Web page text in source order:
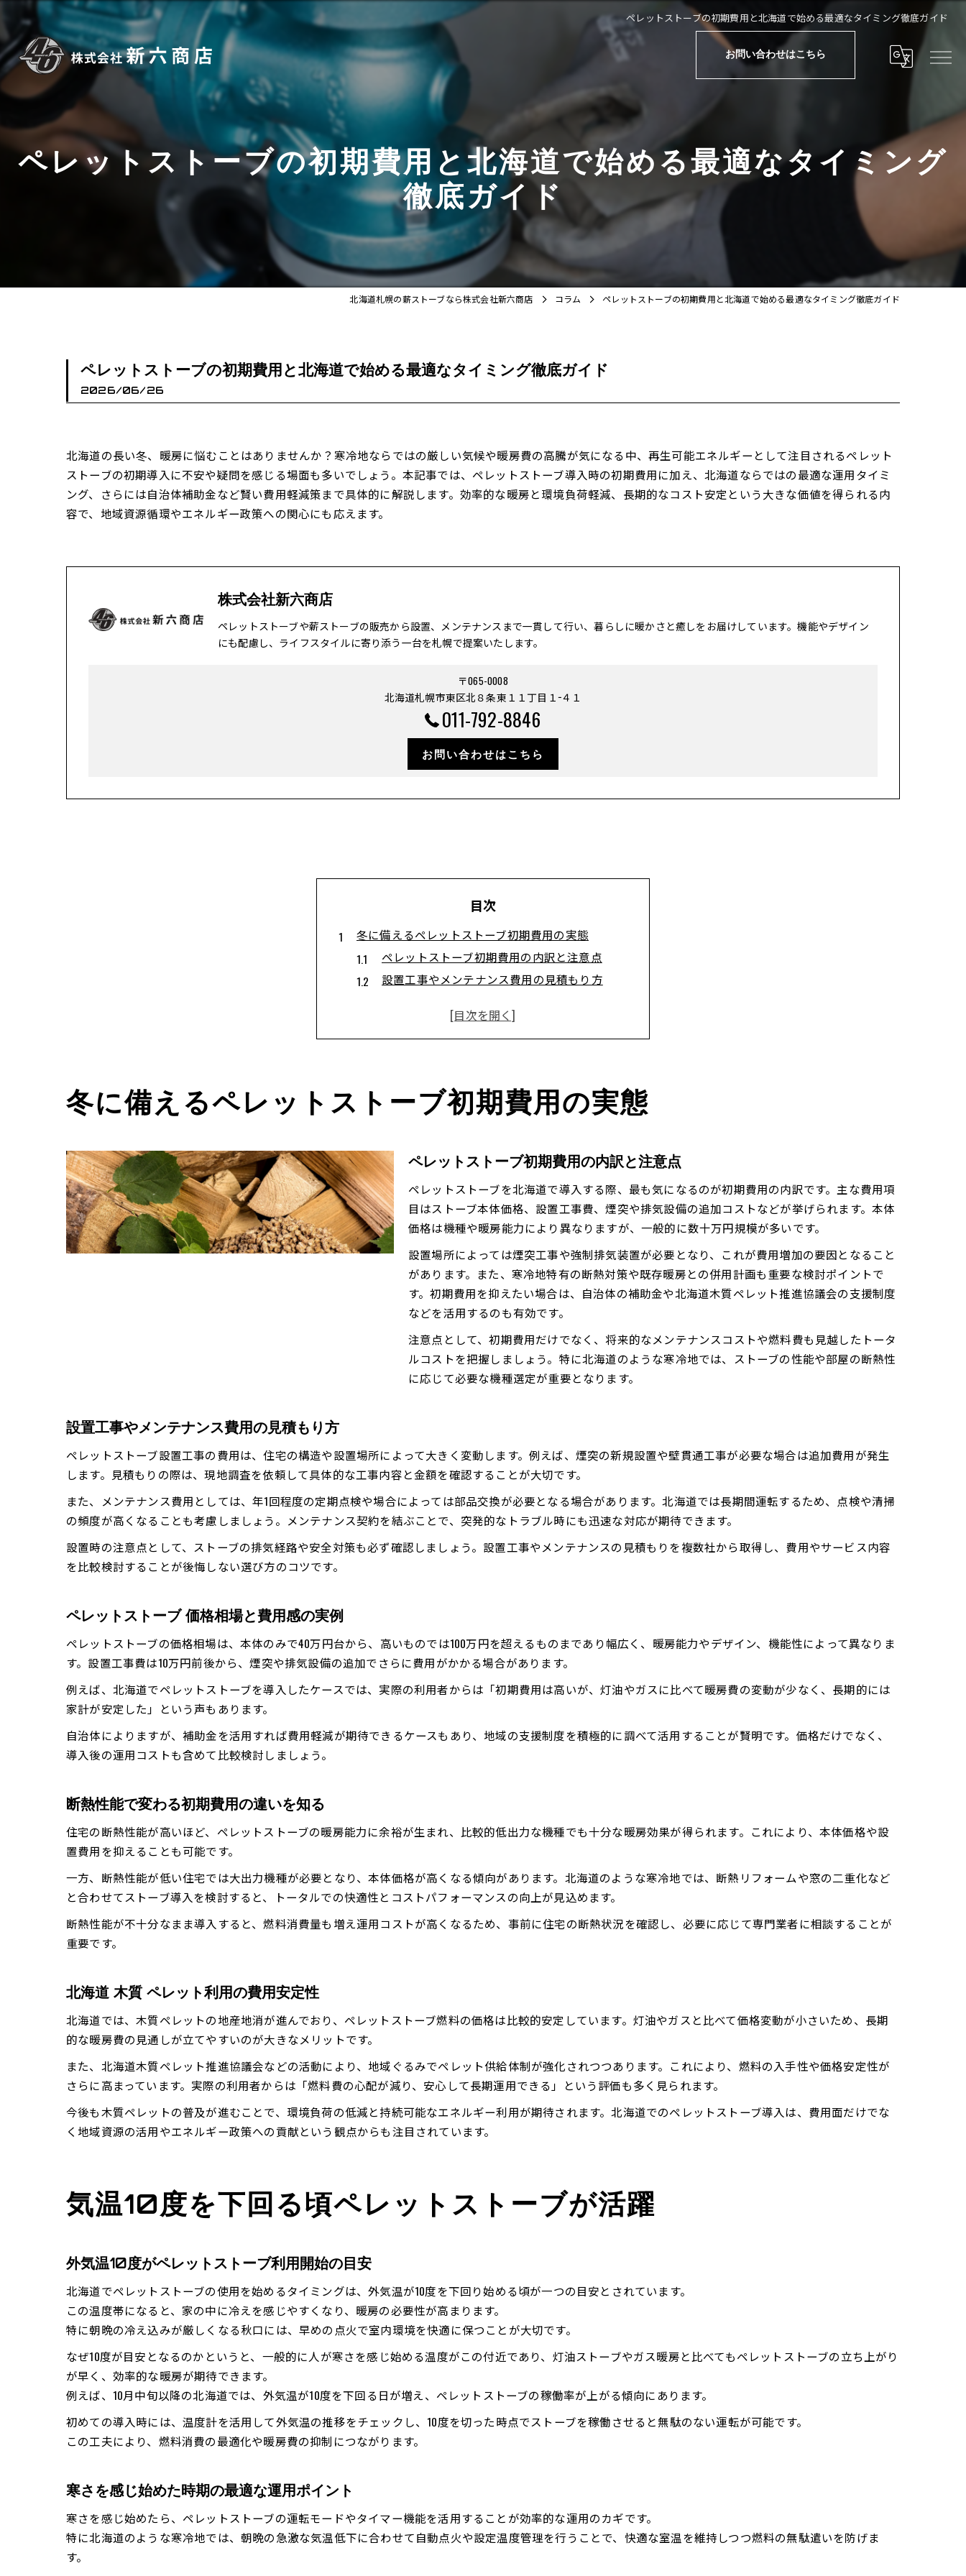
ペレットストーブの初期費用と北海道で始める最適なタイミング徹底ガイド
お問い合わせはこちら
ペレットストーブの初期費用と北海道で始める最適なタイミング
徹底ガイド
北海道札幌の薪ストーブなら株式会社新六商店 コラム ペレットストーブの初期費用と北海道で始める最適なタイミング徹底ガイド
ペレットストーブの初期費用と北海道で始める最適なタイミング徹底ガイド
2026/06/26
北海道の長い冬、暖房に悩むことはありませんか？寒冷地ならではの厳しい気候や暖房費の高騰が気になる中、再生可能エネルギーとして注目されるペレット
ストーブの初期導入に不安や疑問を感じる場面も多いでしょう。本記事では、ペレットストーブ導入時の初期費用に加え、北海道ならではの最適な運用タイミ
ング、さらには自治体補助金など賢い費用軽減策まで具体的に解説します。効率的な暖房と環境負荷軽減、長期的なコスト安定という大きな価値を得られる内
容で、地域資源循環やエネルギー政策への関心にも応えます。
株式会社新六商店
ペレットストーブや薪ストーブの販売から設置、メンテナンスまで一貫して行い、暮らしに暖かさと癒しをお届けしています。機能やデザイン
にも配慮し、ライフスタイルに寄り添う一台を札幌で提案いたします。
〒065-0008
北海道札幌市東区北８条東１１丁目１−４１
011-792-8846
お問い合わせはこちら
目次
冬に備えるペレットストーブ初期費用の実態
ペレットストーブ初期費用の内訳と注意点
設置工事やメンテナンス費用の見積もり方
断熱性能で変わる初期費用の違いを知る
外気温10度がペレットストーブ利用開始の目安
寒さを感じ始めた時期の最適な運用ポイント
ペレットストーブの点火タイミングと快適性
木質 ペレット 北海道の供給安定と使い方
北海道で賢く始めるペレットストーブ活用法
ペレットストーブ導入時の準備と選び方
北海道 木質 ペレットの地域循環を活かすコツ
燃料保管スペースと安全管理のポイント
ペレットストーブと他暖房機器の使い分け
賢い補助制度利用で負担を軽減する方法
木質ペレット利用で暖房コストを安定させる秘訣
ペレットストーブで燃料費の見通しを立てる
木質 ペレットの価格変動と安定供給の強み
北海道 木質 ペレットの地産地消メリット
初期投資を下げる北海道の補助制度活用術
北海道の自治体補助制度を徹底比較
ペレットストーブ導入費用を補助で最小化
後悔する理由とその対策を事前に知る
設置後のメンテナンスとサポート体制
ペレットストーブ 価格だけで決めない注意点
冬に備えるペレットストーブ初期費用の実態
ペレットストーブ初期費用の内訳と注意点
ペレットストーブを北海道で導入する際、最も気になるのが初期費用の内訳です。主な費用項
目はストーブ本体価格、設置工事費、煙突や排気設備の追加コストなどが挙げられます。本体
価格は機種や暖房能力により異なりますが、一般的に数十万円規模が多いです。
設置場所によっては煙突工事や強制排気装置が必要となり、これが費用増加の要因となること
があります。また、寒冷地特有の断熱対策や既存暖房との併用計画も重要な検討ポイントで
す。初期費用を抑えたい場合は、自治体の補助金や北海道木質ペレット推進協議会の支援制度
などを活用するのも有効です。
注意点として、初期費用だけでなく、将来的なメンテナンスコストや燃料費も見越したトータ
ルコストを把握しましょう。特に北海道のような寒冷地では、ストーブの性能や部屋の断熱性
に応じて必要な機種選定が重要となります。
設置工事やメンテナンス費用の見積もり方
ペレットストーブ設置工事の費用は、住宅の構造や設置場所によって大きく変動します。例えば、煙突の新規設置や壁貫通工事が必要な場合は追加費用が発生
します。見積もりの際は、現地調査を依頼して具体的な工事内容と金額を確認することが大切です。
また、メンテナンス費用としては、年1回程度の定期点検や場合によっては部品交換が必要となる場合があります。北海道では長期間運転するため、点検や清掃
の頻度が高くなることも考慮しましょう。メンテナンス契約を結ぶことで、突発的なトラブル時にも迅速な対応が期待できます。
設置時の注意点として、ストーブの排気経路や安全対策も必ず確認しましょう。設置工事やメンテナンスの見積もりを複数社から取得し、費用やサービス内容
を比較検討することが後悔しない選び方のコツです。
ペレットストーブ 価格相場と費用感の実例
ペレットストーブの価格相場は、本体のみで40万円台から、高いものでは100万円を超えるものまであり幅広く、暖房能力やデザイン、機能性によって異なりま
す。設置工事費は10万円前後から、煙突や排気設備の追加でさらに費用がかかる場合があります。
例えば、北海道でペレットストーブを導入したケースでは、実際の利用者からは「初期費用は高いが、灯油やガスに比べて暖房費の変動が少なく、長期的には
家計が安定した」という声もあります。
自治体によりますが、補助金を活用すれば費用軽減が期待できるケースもあり、地域の支援制度を積極的に調べて活用することが賢明です。価格だけでなく、
導入後の運用コストも含めて比較検討しましょう。
断熱性能で変わる初期費用の違いを知る
住宅の断熱性能が高いほど、ペレットストーブの暖房能力に余裕が生まれ、比較的低出力な機種でも十分な暖房効果が得られます。これにより、本体価格や設
置費用を抑えることも可能です。
一方、断熱性能が低い住宅では大出力機種が必要となり、本体価格が高くなる傾向があります。北海道のような寒冷地では、断熱リフォームや窓の二重化など
と合わせてストーブ導入を検討すると、トータルでの快適性とコストパフォーマンスの向上が見込めます。
断熱性能が不十分なまま導入すると、燃料消費量も増え運用コストが高くなるため、事前に住宅の断熱状況を確認し、必要に応じて専門業者に相談することが
重要です。
北海道 木質 ペレット利用の費用安定性
北海道では、木質ペレットの地産地消が進んでおり、ペレットストーブ燃料の価格は比較的安定しています。灯油やガスと比べて価格変動が小さいため、長期
的な暖房費の見通しが立てやすいのが大きなメリットです。
また、北海道木質ペレット推進協議会などの活動により、地域ぐるみでペレット供給体制が強化されつつあります。これにより、燃料の入手性や価格安定性が
さらに高まっています。実際の利用者からは「燃料費の心配が減り、安心して長期運用できる」という評価も多く見られます。
今後も木質ペレットの普及が進むことで、環境負荷の低減と持続可能なエネルギー利用が期待されます。北海道でのペレットストーブ導入は、費用面だけでな
く地域資源の活用やエネルギー政策への貢献という観点からも注目されています。
気温10度を下回る頃ペレットストーブが活躍
外気温10度がペレットストーブ利用開始の目安
北海道でペレットストーブの使用を始めるタイミングは、外気温が10度を下回り始める頃が一つの目安とされています。
この温度帯になると、家の中に冷えを感じやすくなり、暖房の必要性が高まります。
特に朝晩の冷え込みが厳しくなる秋口には、早めの点火で室内環境を快適に保つことが大切です。
なぜ10度が目安となるのかというと、一般的に人が寒さを感じ始める温度がこの付近であり、灯油ストーブやガス暖房と比べてもペレットストーブの立ち上がり
が早く、効率的な暖房が期待できます。
例えば、10月中旬以降の北海道では、外気温が10度を下回る日が増え、ペレットストーブの稼働率が上がる傾向にあります。
初めての導入時には、温度計を活用して外気温の推移をチェックし、10度を切った時点でストーブを稼働させると無駄のない運転が可能です。
この工夫により、燃料消費の最適化や暖房費の抑制につながります。
寒さを感じ始めた時期の最適な運用ポイント
寒さを感じ始めたら、ペレットストーブの運転モードやタイマー機能を活用することが効率的な運用のカギです。
特に北海道のような寒冷地では、朝晩の急激な気温低下に合わせて自動点火や設定温度管理を行うことで、快適な室温を維持しつつ燃料の無駄遣いを防げま
す。